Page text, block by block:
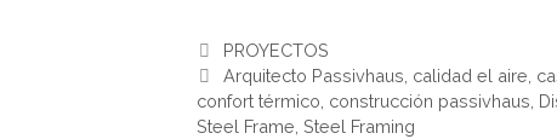
PROYECTOS
Arquitecto Passivhaus calidad el aire
confort térmico construcción passivhaus
Steel Frame Steel Framing